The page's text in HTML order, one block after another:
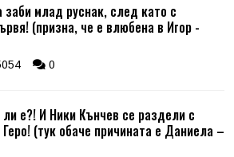
заби млад руснак, след като с
(призна, че е влюбена в Игор -
0
ли е?! И Ники Кънчев се раздели с
(тук обаче причината е Даниела –